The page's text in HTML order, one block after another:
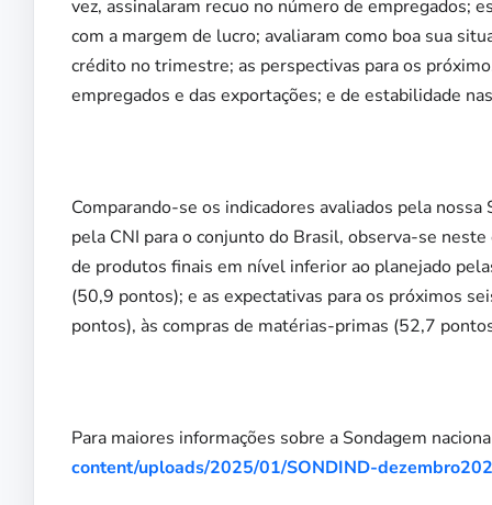
vez, assinalaram recuo no número de empregados;
com a margem de lucro; avaliaram como boa sua
crédito no trimestre; as perspectivas para os
empregados e das exportações; e de estabilidade
Comparando-se os indicadores avaliados pela
pela CNI para o conjunto do Brasil, observa-se
de produtos finais em nível inferior ao planejado
(50,9 pontos); e as expectativas para os próximos
pontos), às compras de matérias-primas (52,7
Para maiores informações sobre a Sondagem
content/uploads/2025/01/SONDIND-